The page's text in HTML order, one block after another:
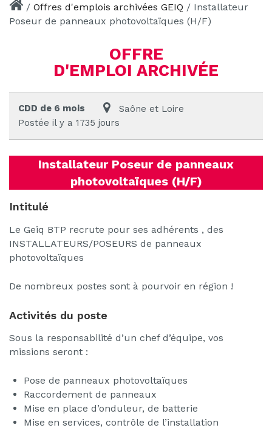
/ Offres d'emplois archivées GEIQ / Installateur
Poseur de panneaux photovoltaïques (H/F)
OFFRE
D'EMPLOI ARCHIVÉE
CDD de 6 mois
Saône et Loire
Postée il y a 1735 jours
Installateur Poseur de panneaux
photovoltaïques (H/F)
Intitulé
Le Geiq BTP recrute pour ses adhérents , des
INSTALLATEURS/POSEURS de panneaux
photovoltaïques
De nombreux postes sont à pourvoir en région !
Activités du poste
Sous la responsabilité d’un chef d’équipe, vos
missions seront :
Pose de panneaux photovoltaïques
Raccordement de panneaux
Mise en place d’onduleur, de batterie
Mise en services, contrôle de l’installation